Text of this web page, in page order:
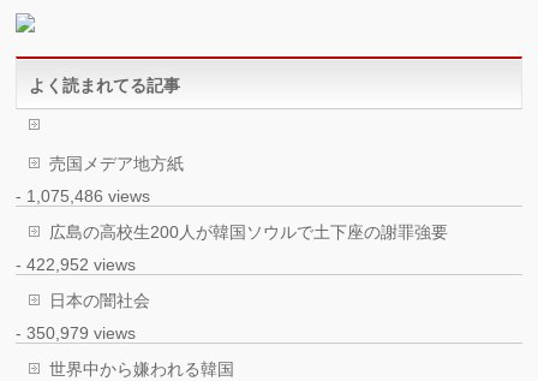
よく読まれてる記事
売国メデア地方紙
- 1,075,486 views
広島の高校生200人が韓国ソウルで土下座の謝罪強要
- 422,952 views
日本の闇社会
- 350,979 views
世界中から嫌われる韓国